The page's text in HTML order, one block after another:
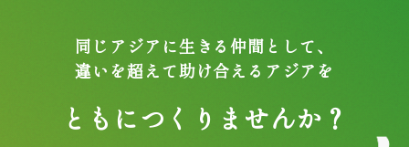
同じアジアに生きる仲間として、
違いを超えて助け合えるアジアを
ともにつくりませんか？